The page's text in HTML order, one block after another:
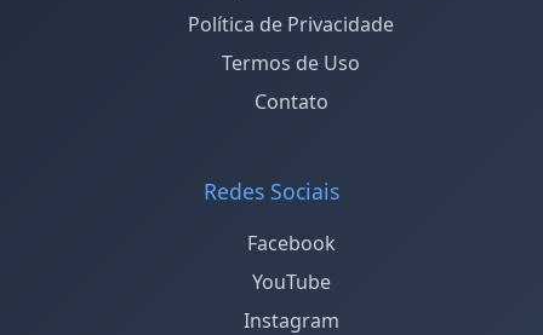
Política de Privacidade
Termos de Uso
Contato
Redes Sociais
Facebook
YouTube
Instagram